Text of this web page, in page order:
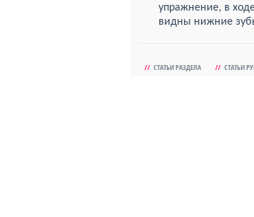
упражнение, в
видны нижние
// СТАТЬИ РАЗДЕЛА // СТАТЬИ